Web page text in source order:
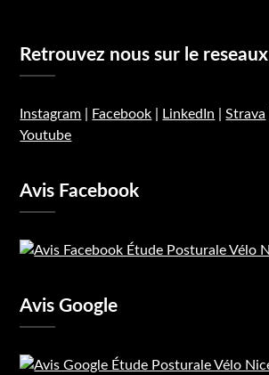
Retrouvez nous sur le reseaux
Instagram Facebook LinkedIn |Strava
Youtube
Avis Facebook
Avis Google